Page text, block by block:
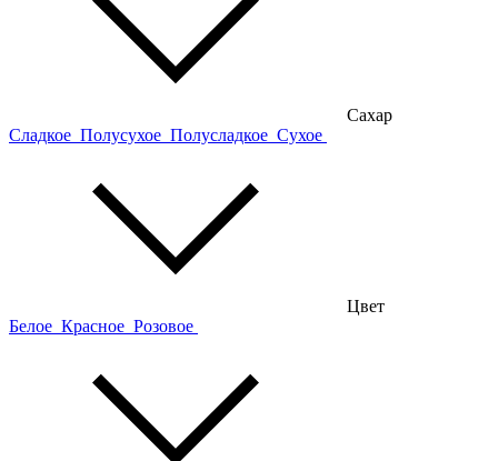
Сахар
Сладкое Полусухое Полусладкое Сухое
Цвет
Белое Красное Розовое